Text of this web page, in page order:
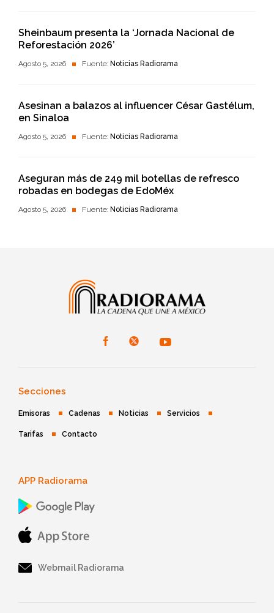
Sheinbaum presenta la ‘Jornada Nacional de
Reforestación 2026’
Agosto 5, 2026 Fuente: Noticias Radiorama
Asesinan a balazos al influencer César Gastélum,
en Sinaloa
Agosto 5, 2026 Fuente: Noticias Radiorama
Aseguran más de 249 mil botellas de refresco
robadas en bodegas de EdoMéx
Agosto 5, 2026 Fuente: Noticias Radiorama
Secciones
Emisoras Cadenas Noticias Servicios
Tarifas Contacto
APP Radiorama
Webmail Radiorama